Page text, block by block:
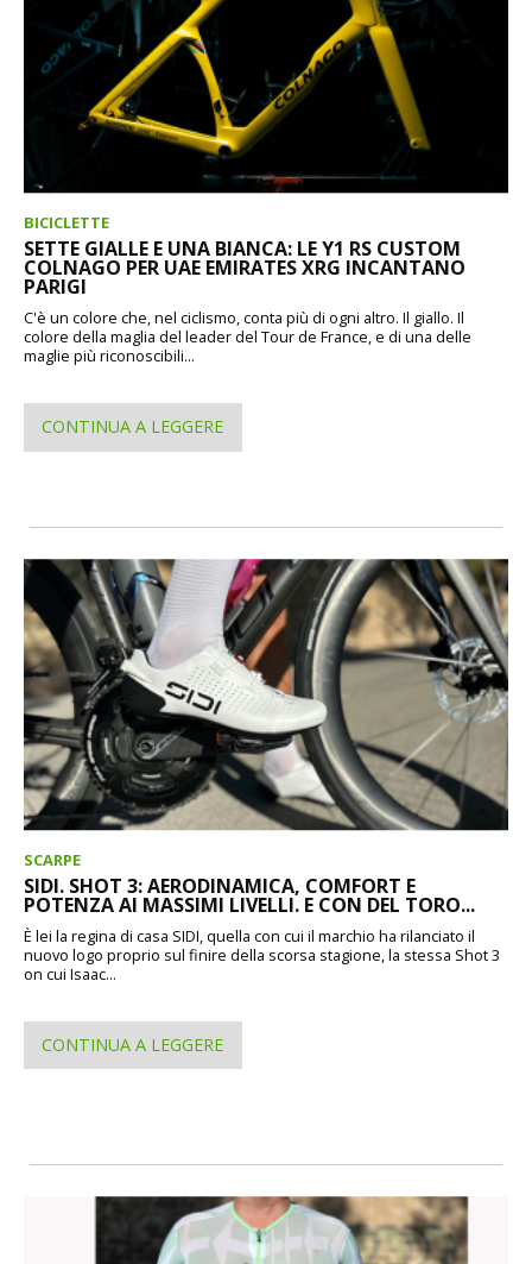
BICICLETTE
SETTE GIALLE E UNA BIANCA: LE Y1 RS CUSTOM
COLNAGO PER UAE EMIRATES XRG INCANTANO
PARIGI
C'è un colore che, nel ciclismo, conta più di ogni altro. Il giallo. Il
colore della maglia del leader del Tour de France, e di una delle
maglie più riconoscibili...
CONTINUA A LEGGERE
SCARPE
SIDI. SHOT 3: AERODINAMICA, COMFORT E
POTENZA AI MASSIMI LIVELLI. E CON DEL TORO...
È lei la regina di casa SIDI, quella con cui il marchio ha rilanciato il
nuovo logo proprio sul finire della scorsa stagione, la stessa Shot 3
on cui Isaac...
CONTINUA A LEGGERE